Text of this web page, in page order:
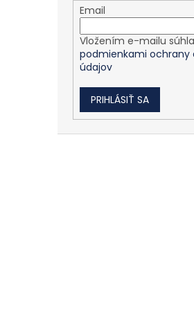
Email
Vložením e-mailu
podmienkami ochrany
údajov
PRIHLÁSIŤ SA